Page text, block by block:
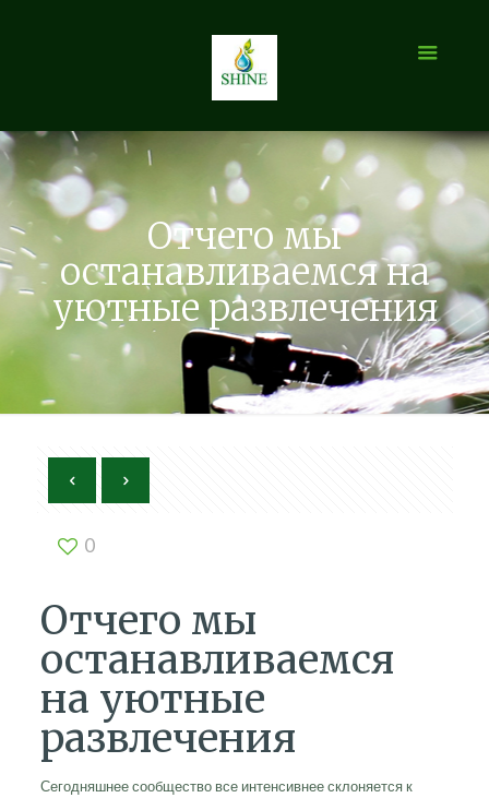
Отчего мы
останавливаемся на
уютные развлечения
0
Отчего мы
останавливаемся
на уютные
развлечения
Сегодняшнее сообщество все интенсивнее склоняется к